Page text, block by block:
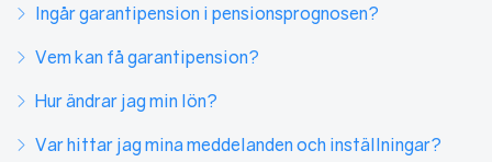
Ingår garantipension i pensionsprognosen?
Vem kan få garantipension?
Hur ändrar jag min lön?
Var hittar jag mina meddelanden och inställningar?